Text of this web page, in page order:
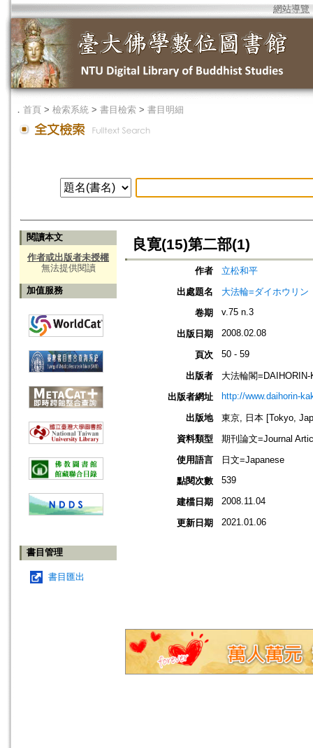
網站導覽
． 首頁 > 檢索系統 > 書目檢索 > 書目明細
閱讀本文
作者或出版者未授權
無法提供閱讀
加值服務
書目管理
書目匯出
良寛(15)第二部(1)
作者
立松和平
出處題名
大法輪=ダイホウリン
卷期
v.75 n.3
出版日期 2008.02.08
頁次 50 - 59
出版者
大法輪閣=DAIHORIN-
出版者網址
http://www.daihorin-
出版地
東京, 日本 [Tokyo,
資料類型
期刊論文=Journal
使用語言
日文=Japanese
點閱次數
539
建檔日期 2008.11.04
更新日期 2021.01.06